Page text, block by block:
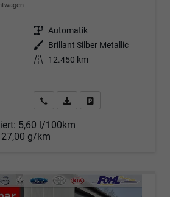
Getriebe Automatik
Außenfarbe
Brillant Silber Metallic
Kilometerstand
12.450 km
Angebot anfordern
Fahrzeugexpose (PDF)
5,60 l/100km
g/km